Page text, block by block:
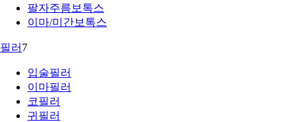
팔자주름보톡스
이마/미간보톡스
필러 7
입술필러
이마필러
코필러
귀필러